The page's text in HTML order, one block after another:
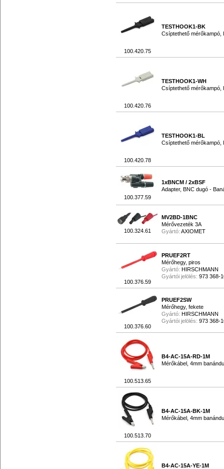
100.420.75
TESTHOOK1-BK
Csíptethető mérőkampó,
100.420.76
TESTHOOK1-WH
Csíptethető mérőkampó,
100.420.78
TESTHOOK1-BL
Csíptethető mérőkampó,
100.377.59
1xBNCM / 2xBSF
Adapter, BNC dugó -
100.324.61
MV2BD-1BNC
Mérővezeték 3A
Gyártó: AXIOMET
100.376.59
PRUEF2RT
Mérőhegy, piros
Gyártó: HIRSCHMANN
Gyártói jelölés: 973 368-
100.376.60
PRUEF2SW
Mérőhegy, fekete
Gyártó: HIRSCHMANN
Gyártói jelölés: 973 368-
100.513.65
B4-AC-15A-RD-1M
Mérőkábel, 4mm
100.513.70
B4-AC-15A-BK-1M
Mérőkábel, 4mm
B4-AC-15A-YE-1M